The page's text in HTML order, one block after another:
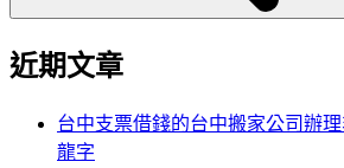
近期文章
台中支票借錢的台中搬家公司辦
龍字